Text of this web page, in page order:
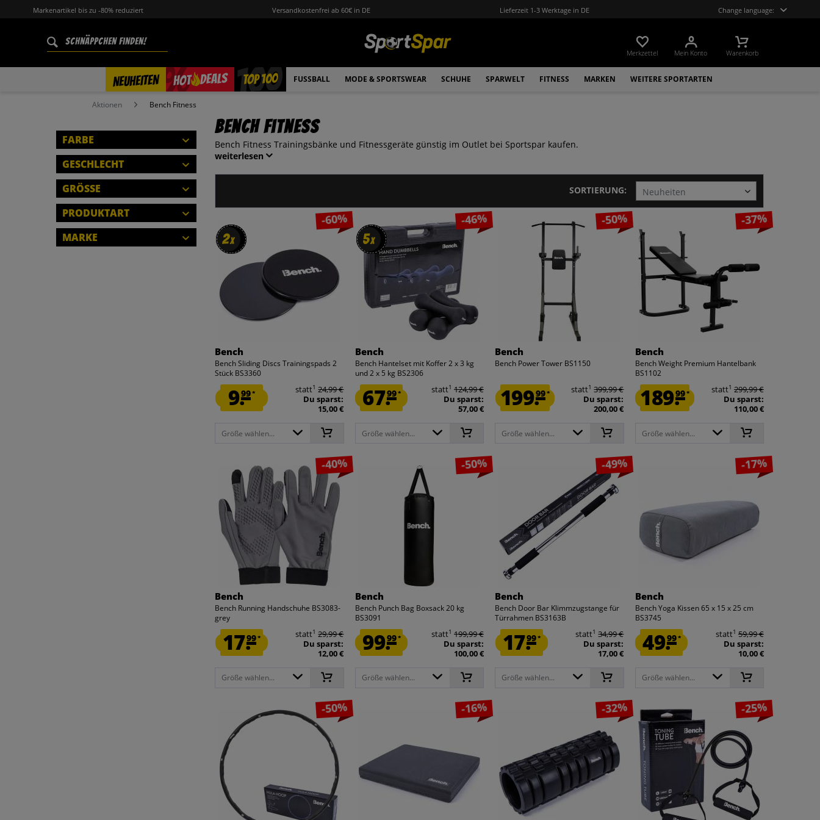
Markenartikel bis zu -80% reduziert Versandkostenfrei ab 60€ in DE Lieferzeit 1-3 Werktage in DE Change language:
Merkzettel Mein Konto Warenkorb
NEUHEITEN HOT DEALS
% TOP 100 FUSSBALL MODE & SPORTSWEAR SCHUHE SPARWELT FITNESS MARKEN WEITERE SPORTARTEN
Aktionen Bench Fitness
FARBE
SCHLIESSEN
GESCHLECHT
HERREN
DAMEN
KINDER
SCHLIESSEN
GRÖSSE
EINHEITSGRÖSSE
PRODUKTART
HANDSCHUHE
MARKE
Bench Fitness
Bench Fitness Trainingsbänke und Fitnessgeräte günstig im Outlet bei Sportspar kaufen.
weiterlesen
SORTIERUNG:
2x
2x
-60%
Bench
Bench Sliding Discs Trainingspads 2
Stück BS3360
9.99* statt1 24,99 €
Du sparst:
15,00 €
Größe wählen...
5x
5x
-46%
Bench
Bench Hantelset mit Koffer 2 x 3 kg
und 2 x 5 kg BS2306
67.99* statt1 124,99 €
Du sparst:
57,00 €
Größe wählen...
-50%
Bench
Bench Power Tower BS1150
199.99* statt1 399,99 €
Du sparst:
200,00 €
Größe wählen...
-37%
Bench
Bench Weight Premium Hantelbank
BS1102
189.99* statt1 299,99 €
Du sparst:
110,00 €
Größe wählen...
-40%
Bench
Bench Running Handschuhe BS3083-
grey
17.99* statt1 29,99 €
Du sparst:
12,00 €
Größe wählen...
-50%
Bench
Bench Punch Bag Boxsack 20 kg
BS3091
99.99* statt1 199,99 €
Du sparst:
100,00 €
Größe wählen...
-49%
Bench
Bench Door Bar Klimmzugstange für
Türrahmen BS3163B
17.99* statt1 34,99 €
Du sparst:
17,00 €
Größe wählen...
-17%
Bench
Bench Yoga Kissen 65 x 15 x 25 cm
BS3745
49.99* statt1 59,99 €
Du sparst:
10,00 €
Größe wählen...
-50% -16% -32% -25%